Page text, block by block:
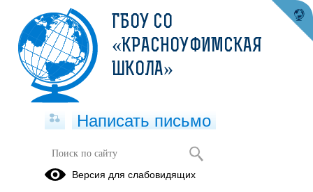
Половое воспитание в семье -
важный инструмент полоролевой
ГБОУ СО
«КРАСНОУФИМСКАЯ
ШКОЛА»
Написать письмо
Версия для слабовидящих